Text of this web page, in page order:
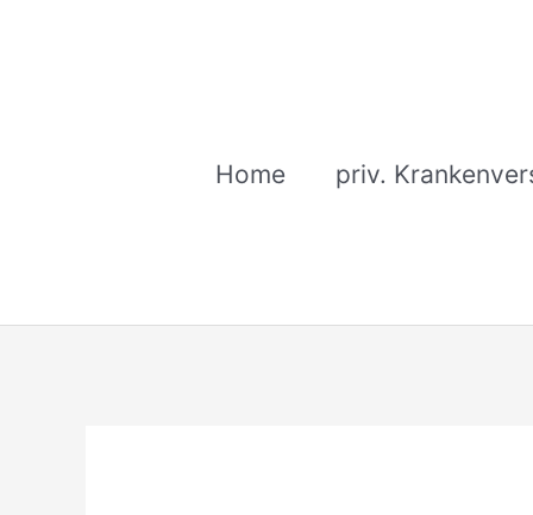
Home priv.